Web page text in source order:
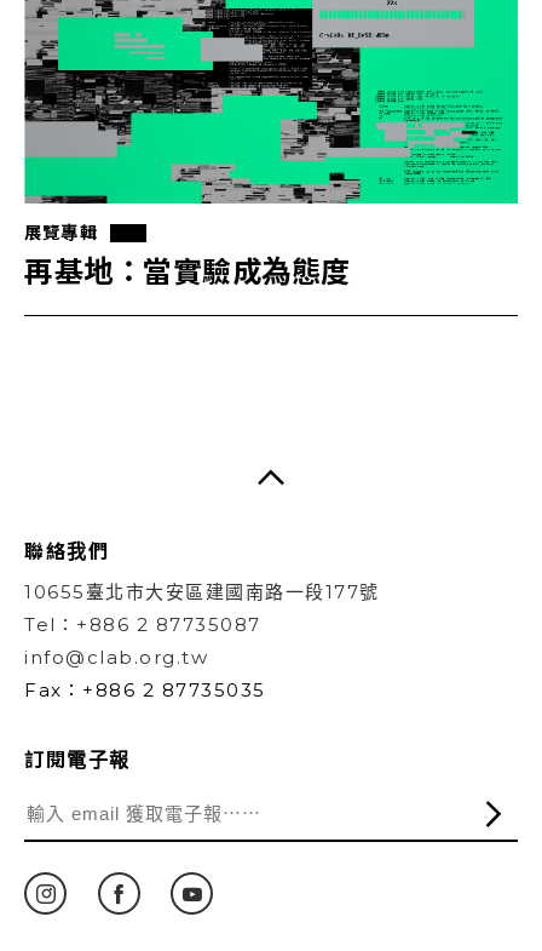
展覽專輯
再基地：當實驗成為態度
聯絡我們
10655臺北市大安區建國南路一段177號
Tel：+886 2 87735087
info@clab.org.tw
Fax：+886 2 87735035
訂閱電子報